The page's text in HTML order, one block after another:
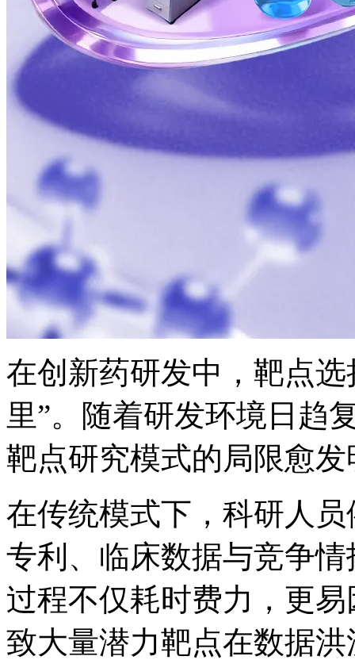
在创新药研发中，靶
里”。随着研发环境日趋复
靶点研究模式的局限愈发
在传统模式下，科研人员
专利、临床数据与竞争
过程不仅耗时费力，更
致大量潜力靶点在数据